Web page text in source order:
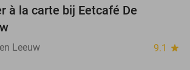
à la carte bij Eetcafé De
Leeuw 9.1 star